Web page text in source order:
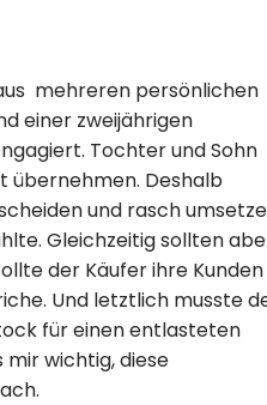
mehreren persönlichen
einer zweijährigen
Tochter und Sohn
übernehmen. Deshalb
und rasch
Gleichzeitig sollten
der Käufer ihre Kunden
Und letztlich musste
für einen entlasteten
mir wichtig, diese